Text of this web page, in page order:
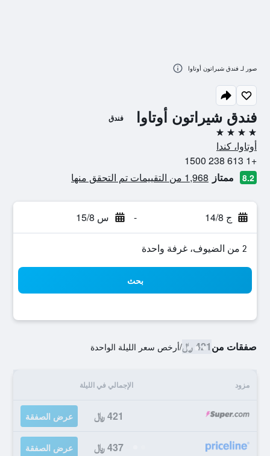
فندق شيراتون أوتاوا فندق
4 نجوم
أوتاوا، كندا
+1 613 238 1500
8.2 ممتاز 1,968 من التقييمات تم التحقق منها
ج 14/8 - س 15/8
2 من الضيوف، غرفة واحدة
بحث
صفقات من421 ﷼ /أرخص سعر الليلة الواحدة
مزود الإجمالي في الليلة
421 ﷼ عرض الصفقة
437 ﷼ عرض الصفقة
صور لـ فندق شيراتون أوتاوا